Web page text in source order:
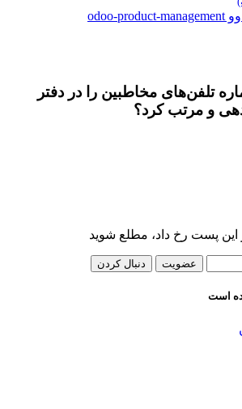
odoo-product-management
تلفن‌های مخاطبین را در دفتر
این پست رخ داد، مطلع شوید
عضویت دنبال کردن
است